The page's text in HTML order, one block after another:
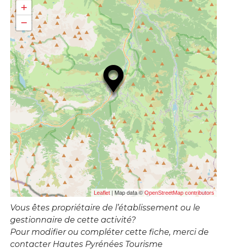
+
−
Leaflet | Map data ©OpenStreetMap contributors
Vous êtes propriétaire de l’établissement ou le
gestionnaire de cette activité?
Pour modifier ou compléter cette fiche, merci de
contacter Hautes Pyrénées Tourisme